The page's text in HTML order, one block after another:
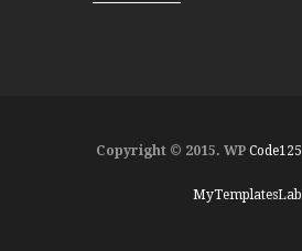
Copyright © 2015. WP Code125
MyTemplatesLab